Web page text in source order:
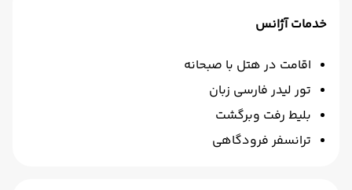
خدمات آژانس
اقامت در هتل با صبحانه
تور لیدر فارسی زبان
بلیط رفت وبرگشت
ترانسفر فرودگاهی